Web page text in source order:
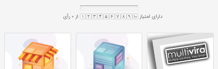
ورق آجدار ۴ میل ورق ۴ میل آجدار